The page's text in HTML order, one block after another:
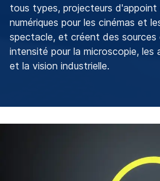
tous types, projecteurs d'appoint
numériques pour les cinémas et
spectacle, et créent des sources
intensité pour la microscopie, les
et la vision industrielle.